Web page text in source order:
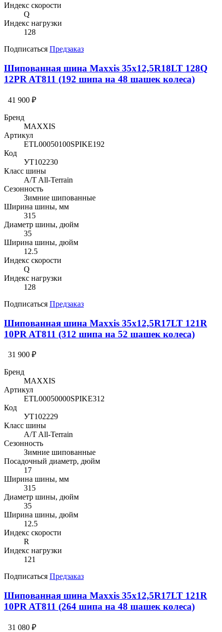
Индекс скорости
Q
Индекс нагрузки
128
Подписаться Предзаказ
Шипованная шина Maxxis 35x12,5R18LT 128Q
12PR AT811 (192 шипа на 48 шашек колеса)
41 900 ₽
Бренд
MAXXIS
Артикул
ETL00050100SPIKE192
Код
УТ102230
Класс шины
A/T All-Terrain
Сезонность
Зимние шипованные
Ширина шины, мм
315
Диаметр шины, дюйм
35
Ширина шины, дюйм
12.5
Индекс скорости
Q
Индекс нагрузки
128
Подписаться Предзаказ
Шипованная шина Maxxis 35x12,5R17LT 121R
10PR AT811 (312 шипа на 52 шашек колеса)
31 900 ₽
Бренд
MAXXIS
Артикул
ETL00050000SPIKE312
Код
УТ102229
Класс шины
A/T All-Terrain
Сезонность
Зимние шипованные
Посадочный диаметр, дюйм
17
Ширина шины, мм
315
Диаметр шины, дюйм
35
Ширина шины, дюйм
12.5
Индекс скорости
R
Индекс нагрузки
121
Подписаться Предзаказ
Шипованная шина Maxxis 35x12,5R17LT 121R
10PR AT811 (264 шипа на 48 шашек колеса)
31 080 ₽